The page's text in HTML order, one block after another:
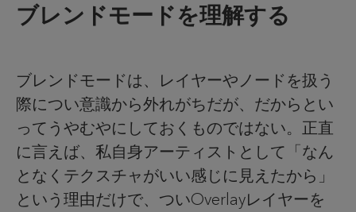
ブレンドモードを理解する
ブレンドモードは、レイヤーやノードを扱う
際につい意識から外れがちだが、だからとい
ってうやむやにしておくものではない。正直
に言えば、私自身アーティストとして「なん
となくテクスチャがいい感じに見えたから」
という理由だけで、ついOverlayレイヤーを